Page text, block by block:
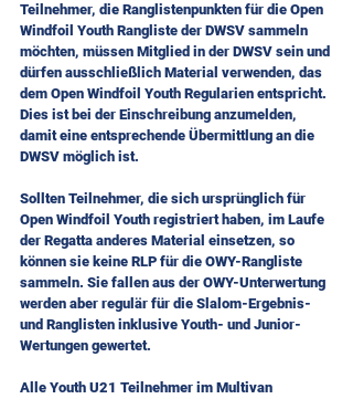
Teilnehmer, die Ranglistenpunkten für die Open
Windfoil Youth Rangliste der DWSV sammeln
möchten, müssen Mitglied in der DWSV sein und
dürfen ausschließlich Material verwenden, das
dem Open Windfoil Youth Regularien entspricht.
Dies ist bei der Einschreibung anzumelden,
damit eine entsprechende Übermittlung an die
DWSV möglich ist.
Sollten Teilnehmer, die sich ursprünglich für
Open Windfoil Youth registriert haben, im Laufe
der Regatta anderes Material einsetzen, so
können sie keine RLP für die OWY-Rangliste
sammeln. Sie fallen aus der OWY-Unterwertung
werden aber regulär für die Slalom-Ergebnis-
und Ranglisten inklusive Youth- und Junior-
Wertungen gewertet.
Alle Youth U21 Teilnehmer im Multivan